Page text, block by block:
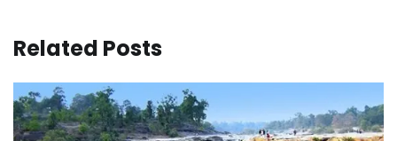
Related Posts